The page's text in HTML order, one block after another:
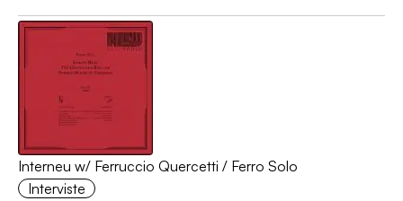
Interneu w/ Ferruccio Quercetti / Ferro Solo
Interviste